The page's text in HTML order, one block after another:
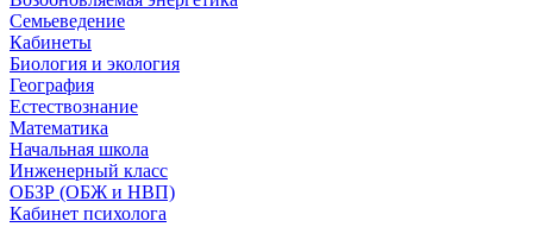
Семьеведение
Кабинеты
Биология и экология
География
Естествознание
Математика
Начальная школа
Инженерный класс
ОБЗР (ОБЖ и НВП)
Кабинет психолога